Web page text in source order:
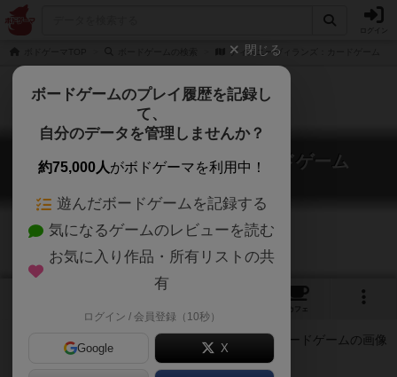
ディズニーヴィランズ：カードゲーム
ディズニーヴィランズ：カードゲーム
Disney Villains: The Card Game
カフェ
閉じる
ボードゲームのプレイ履歴を記録し
て、
自分のデータを管理しませんか？
約75,000人がボドゲーマを利用中！
遊んだボードゲームを記録する
気になるゲームのレビューを読む
お気に入り作品・所有リストの共
有
ログイン / 会員登録（10秒）
Google X